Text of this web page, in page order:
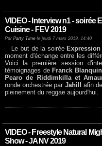
VIDEO - Interview n1 - soirée
Cuisine - FEV 2019
Par Party Time le jeudi 7 mars 2019, 14:40
Le but de la soirée
moment d'échange entre les
Voici la première session
témoignages de Franck
Pearo de Riddimkilla et
ronde orchestrée par Jahill
afin
pleinement du reggae aujourd'hui.
VIDEO - Freestyle Natural
Show - JANV 2019